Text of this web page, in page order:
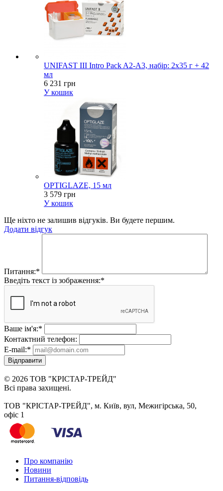
UNIFAST III Intro Pack A2-A3, набір: 2х35 г + 42
мл
6 231 грн
У кошик
OPTIGLAZE, 15 мл
3 579 грн
У кошик
Ще ніхто не залишив відгуків. Ви будете першим.
Додати відгук
Питання:*
Введіть текст із зображення:*
Ваше ім'я:*
Контактний телефон:
E-mail:*
Відправити
© 2026 ТОВ "КРІСТАР-ТРЕЙД"
Всі права захищені.
ТОВ "КРІСТАР-ТРЕЙД", м. Київ, вул, Межигірська, 50,
офіс 1
Про компанію
Новини
Питання-відповідь